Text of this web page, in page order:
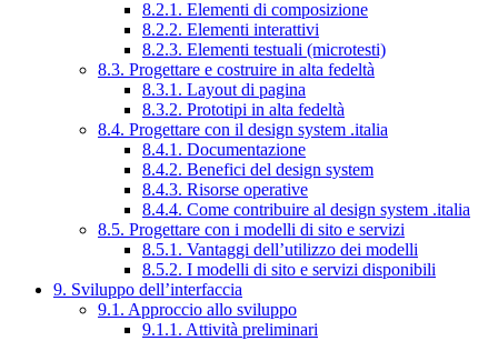
8.2.1. Elementi di composizione
8.2.2. Elementi interattivi
8.2.3. Elementi testuali (microtesti)
8.3. Progettare e costruire in alta fedeltà
8.3.1. Layout di pagina
8.3.2. Prototipi in alta fedeltà
8.4. Progettare con il design system .italia
8.4.1. Documentazione
8.4.2. Benefici del design system
8.4.3. Risorse operative
8.4.4. Come contribuire al design system .italia
8.5. Progettare con i modelli di sito e servizi
8.5.1. Vantaggi dell’utilizzo dei modelli
8.5.2. I modelli di sito e servizi disponibili
9. Sviluppo dell’interfaccia
9.1. Approccio allo sviluppo
9.1.1. Attività preliminari